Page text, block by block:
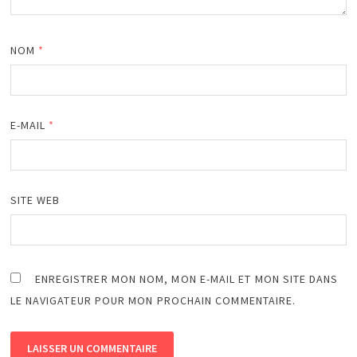
NOM *
E-MAIL *
SITE WEB
ENREGISTRER MON NOM, MON E-MAIL ET MON SITE DANS
LE NAVIGATEUR POUR MON PROCHAIN COMMENTAIRE.